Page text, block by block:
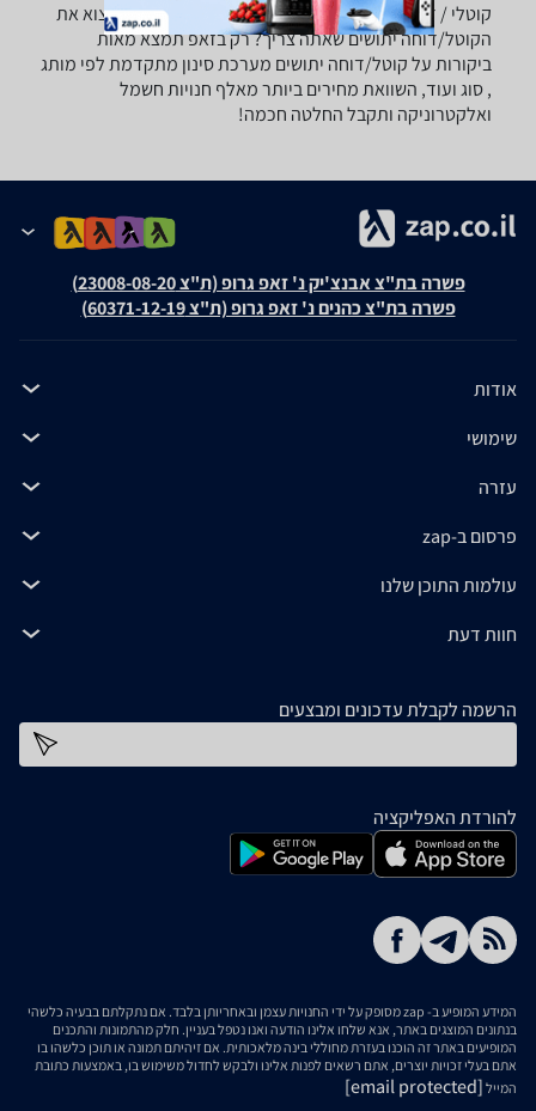
קוטלי / דוחי יתושים - ‏Green Place ‏200 - 300 רוצה למצוא את
הקוטל/דוחה יתושים שאתה צריך? רק בזאפ תמצא מאות
ביקורות על קוטל/דוחה יתושים מערכת סינון מתקדמת לפי מותג
, סוג ועוד, השוואת מחירים ביותר מאלף חנויות חשמל
ואלקטרוניקה ותקבל החלטה חכמה!
פשרה בת"צ אבנצ'יק נ' זאפ גרופ (ת"צ 23008-08-20)
פשרה בת"צ כהנים נ' זאפ גרופ (ת"צ 60371-12-19)
אודות
שימושי
עזרה
פרסום ב-zap
עולמות התוכן שלנו
חוות דעת
הרשמה לקבלת עדכונים ומבצעים
להורדת האפליקציה
המידע המופיע ב- zap מסופק על ידי החנויות עצמן ובאחריותן בלבד. אם נתקלתם בבעיה כלשהי
בנתונים המוצגים באתר, אנא שלחו אלינו הודעה ואנו נטפל בעניין. חלק מהתמונות והתכנים
המופיעים באתר זה הוכנו בעזרת מחוללי בינה מלאכותית. אם זיהיתם תמונה או תוכן כלשהו בו
אתם בעלי זכויות יוצרים, אתם רשאים לפנות אלינו ולבקש לחדול משימוש בו, באמצעות כתובת
המייל [email protected]